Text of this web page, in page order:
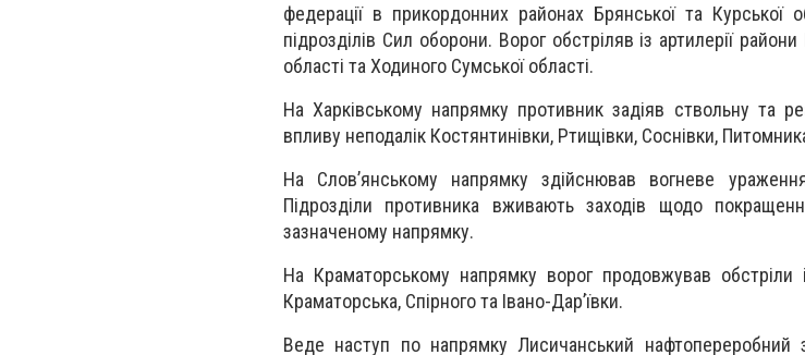
федерації в прикордонних районах Брянської та Курської
підрозділів Сил оборони. Ворог обстріляв із артилерії райони
області та Ходиного Сумської області.
На Харківському напрямку противник задіяв ствольну та
впливу неподалік Костянтинівки, Ртищівки, Соснівки,
На Слов’янському напрямку здійснював вогневе
Підрозділи противника вживають заходів щодо
зазначеному напрямку.
На Краматорському напрямку ворог продовжував обстріли
Краматорська, Спірного та Івано-Дарʼївки.
Веде наступ по напрямку Лисичанський нафтопереробний